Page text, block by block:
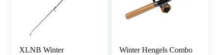
XLNB Winter
Winter Hengels Combo